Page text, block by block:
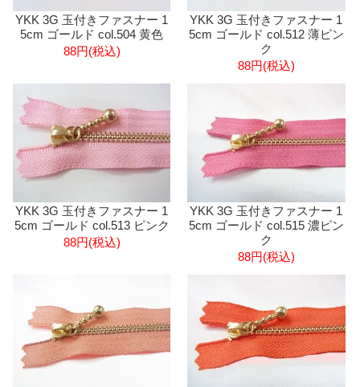
YKK 3G 玉付きファスナー 1
5cm ゴールド col.504 黄色
88円(税込)
YKK 3G 玉付きファスナー 1
5cm ゴールド col.512 薄ピン
ク
88円(税込)
YKK 3G 玉付きファスナー 1
5cm ゴールド col.513 ピンク
88円(税込)
YKK 3G 玉付きファスナー 1
5cm ゴールド col.515 濃ピン
ク
88円(税込)